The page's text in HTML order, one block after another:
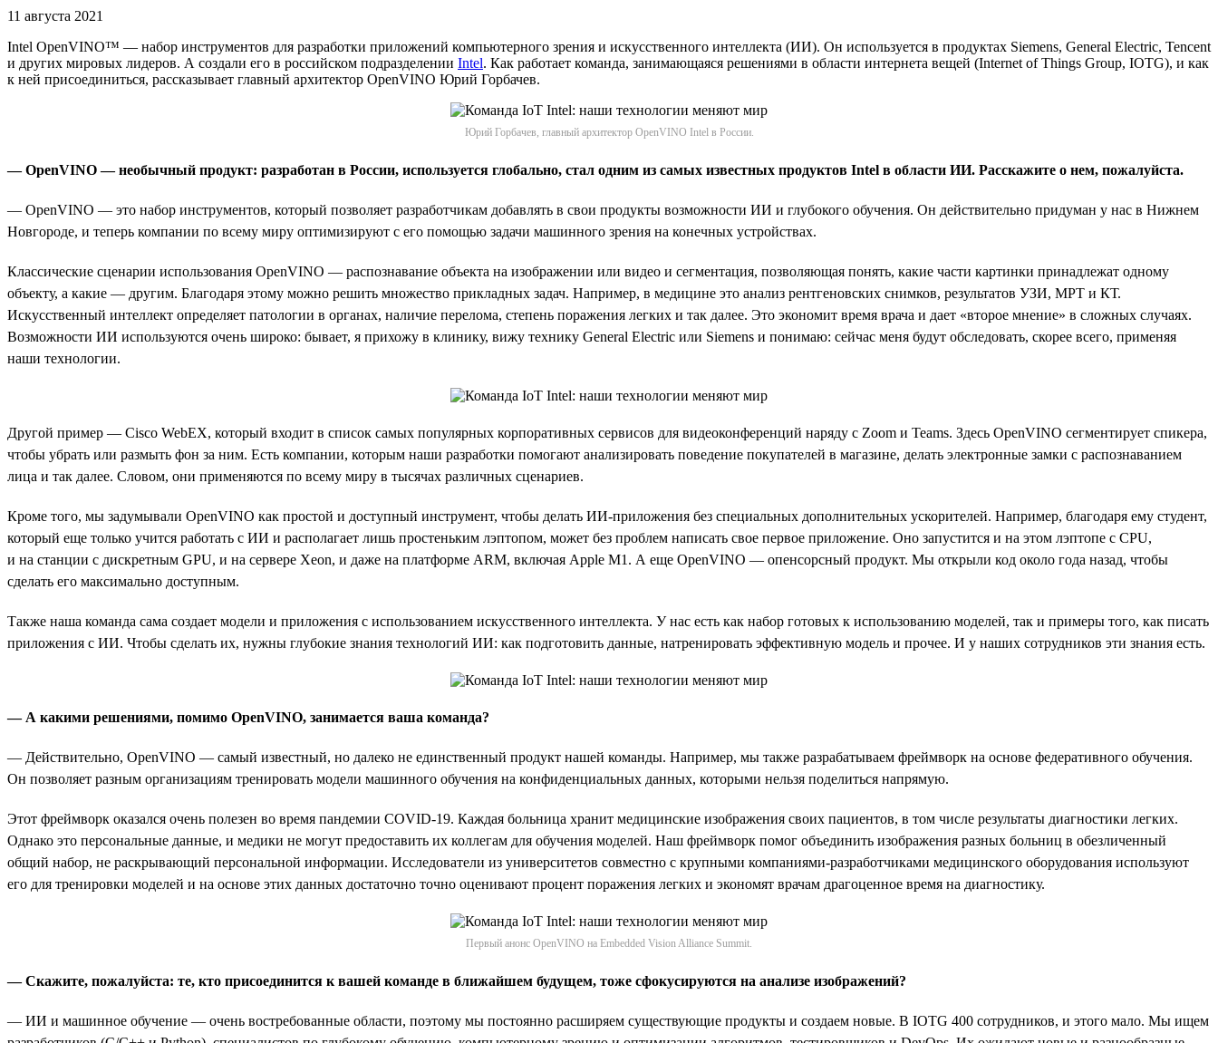
11 августа 2021
Intel OpenVINO™ — набор инструментов для разработки приложений компьютерного зрения и искусственного интеллекта (ИИ). Он используется в продуктах Siemens, General Electric, Tencent
и других мировых лидеров. А создали его в российском подразделении Intel. Как работает команда, занимающаяся решениями в области интернета вещей (Internet of Things Group, IOTG), и как
к ней присоединиться, рассказывает главный архитектор OpenVINO Юрий Горбачев.
Юрий Горбачев, главный архитектор OpenVINO Intel в России.
— OpenVINO — необычный продукт: разработан в России, используется глобально, стал одним из самых известных продуктов Intel в области ИИ. Расскажите о нем, пожалуйста.
— OpenVINO — это набор инструментов, который позволяет разработчикам добавлять в свои продукты возможности ИИ и глубокого обучения. Он действительно придуман у нас в Нижнем
Новгороде, и теперь компании по всему миру оптимизируют с его помощью задачи машинного зрения на конечных устройствах.
Классические сценарии использования OpenVINO — распознавание объекта на изображении или видео и сегментация, позволяющая понять, какие части картинки принадлежат одному
объекту, а какие — другим. Благодаря этому можно решить множество прикладных задач. Например, в медицине это анализ рентгеновских снимков, результатов УЗИ, МРТ и КТ.
Искусственный интеллект определяет патологии в органах, наличие перелома, степень поражения легких и так далее. Это экономит время врача и дает «второе мнение» в сложных случаях.
Возможности ИИ используются очень широко: бывает, я прихожу в клинику, вижу технику General Electric или Siemens и понимаю: сейчас меня будут обследовать, скорее всего, применяя
наши технологии.
Другой пример — Cisco WebEX, который входит в список самых популярных корпоративных сервисов для видеоконференций наряду с Zoom и Teams. Здесь OpenVINO сегментирует спикера,
чтобы убрать или размыть фон за ним. Есть компании, которым наши разработки помогают анализировать поведение покупателей в магазине, делать электронные замки с распознаванием
лица и так далее. Словом, они применяются по всему миру в тысячах различных сценариев.
Кроме того, мы задумывали OpenVINO как простой и доступный инструмент, чтобы делать ИИ-приложения без специальных дополнительных ускорителей. Например, благодаря ему студент,
который еще только учится работать с ИИ и располагает лишь простеньким лэптопом, может без проблем написать свое первое приложение. Оно запустится и на этом лэптопе с CPU,
и на станции с дискретным GPU, и на сервере Xeon, и даже на платформе ARM, включая Apple M1. А еще OpenVINO — опенсорсный продукт. Мы открыли код около года назад, чтобы
сделать его максимально доступным.
Также наша команда сама создает модели и приложения с использованием искусственного интеллекта. У нас есть как набор готовых к использованию моделей, так и примеры того, как писать
приложения с ИИ. Чтобы сделать их, нужны глубокие знания технологий ИИ: как подготовить данные, натренировать эффективную модель и прочее. И у наших сотрудников эти знания есть.
— А какими решениями, помимо OpenVINO, занимается ваша команда?
— Действительно, OpenVINO — самый известный, но далеко не единственный продукт нашей команды. Например, мы также разрабатываем фреймворк на основе федеративного обучения.
Он позволяет разным организациям тренировать модели машинного обучения на конфиденциальных данных, которыми нельзя поделиться напрямую.
Этот фреймворк оказался очень полезен во время пандемии COVID-19. Каждая больница хранит медицинские изображения своих пациентов, в том числе результаты диагностики легких.
Однако это персональные данные, и медики не могут предоставить их коллегам для обучения моделей. Наш фреймворк помог объединить изображения разных больниц в обезличенный
общий набор, не раскрывающий персональной информации. Исследователи из университетов совместно с крупными компаниями-разработчиками медицинского оборудования используют
его для тренировки моделей и на основе этих данных достаточно точно оценивают процент поражения легких и экономят врачам драгоценное время на диагностику.
Первый анонс OpenVINO на Embedded Vision Alliance Summit.
— Скажите, пожалуйста: те, кто присоединится к вашей команде в ближайшем будущем, тоже сфокусируются на анализе изображений?
— ИИ и машинное обучение — очень востребованные области, поэтому мы постоянно расширяем существующие продукты и создаем новые. В IOTG 400 сотрудников, и этого мало. Мы ищем